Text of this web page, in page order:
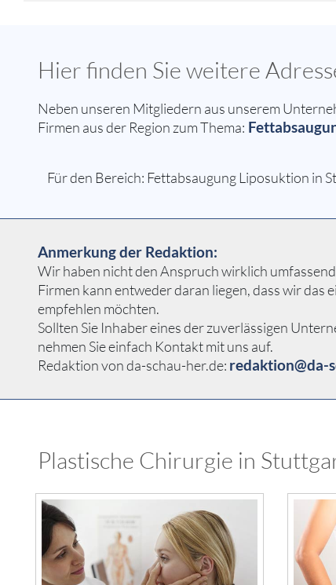
Hier finden Sie weitere
Neben unseren Mitgliedern aus unserem
Firmen aus der Region zum Thema:
Für den Bereich: Fettabsaugung Liposuktion in
Anmerkung der Redaktion:
Wir haben nicht den Anspruch wirklich
Firmen kann entweder daran liegen, dass wir
empfehlen möchten.
Sollten Sie Inhaber eines der zuverlässigen
nehmen Sie einfach Kontakt mit uns auf.
Redaktion von da-schau-her.de: redaktion@da-
Plastische Chirurgie in